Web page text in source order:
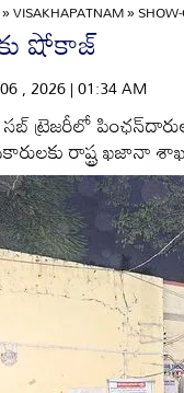
»VISAKHAPATNAM»
షోకాజ్‌
, 2026 | 01:34 AM
ట్రెజరీలో
రాష్ట్ర ఖజానా